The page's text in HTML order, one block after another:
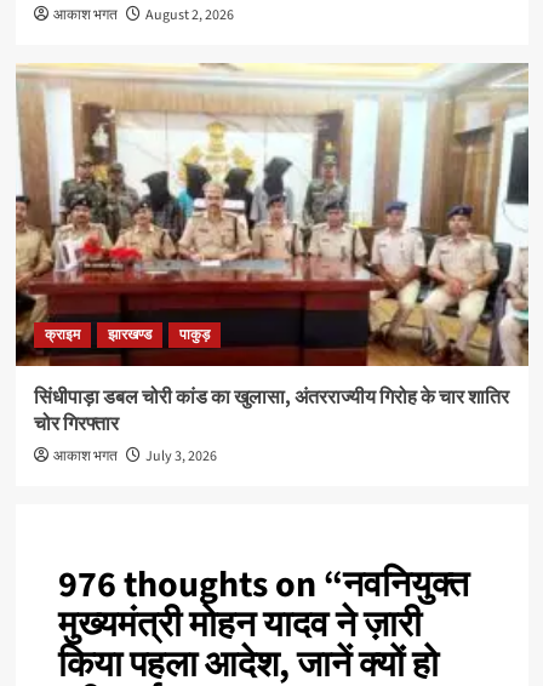
आकाश भगत August 2, 2026
क्राइम झारखण्ड पाकुड़
सिंधीपाड़ा डबल चोरी कांड का खुलासा, अंतरराज्यीय गिरोह के चार शातिर
चोर गिरफ्तार
आकाश भगत July 3, 2026
976 thoughts on “नवनियुक्त
मुख्यमंत्री मोहन यादव ने ज़ारी
किया पहला आदेश, जानें क्यों हो